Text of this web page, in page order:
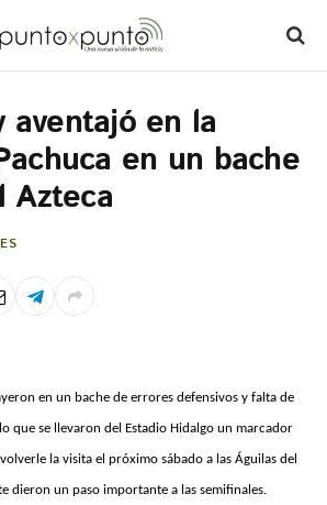
aventajó en la
en un bache
Azteca
en un bache de errores defensivos y falta de
que se llevaron del Estadio Hidalgo un marcador
la visita el próximo sábado a las Águilas del
dieron un paso importante a las semifinales.